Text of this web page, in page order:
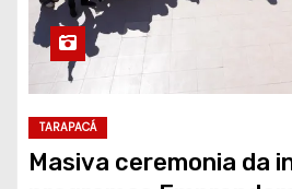
TARAPACÁ
Masiva ceremonia da